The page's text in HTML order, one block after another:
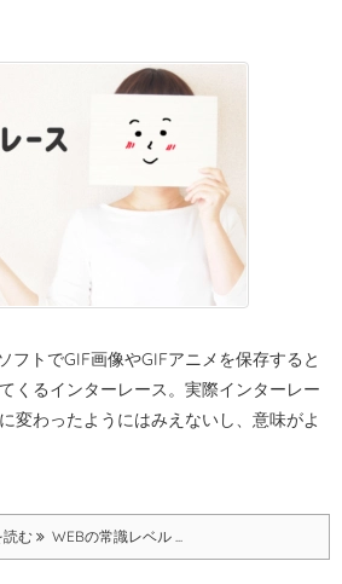
フトでGIF画像やGIFアニメを保存すると
くるインターレース。 実際インターレー
変わったようにはみえないし、意味がよ
読む WEBの常識レベル ...